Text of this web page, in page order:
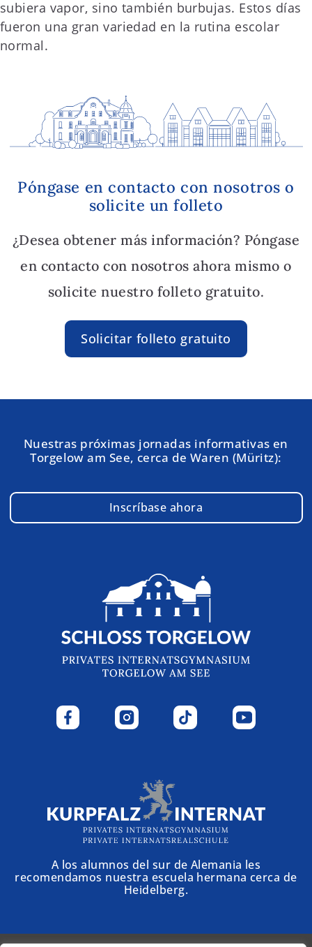
subiera vapor, sino también burbujas. Estos días
fueron una gran variedad en la rutina escolar
normal.
Póngase en contacto con nosotros o
solicite un folleto
¿Desea obtener más información? Póngase
en contacto con nosotros ahora mismo o
solicite nuestro folleto gratuito.
Solicitar folleto gratuito
Nuestras próximas jornadas informativas en
Torgelow am See, cerca de Waren (Müritz):
Inscríbase ahora
A los alumnos del sur de Alemania les
recomendamos nuestra escuela hermana cerca de
Heidelberg.